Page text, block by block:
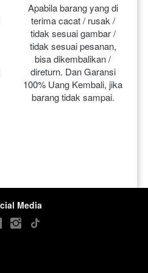
Apabila barang yang di
terima cacat / rusak /
tidak sesuai gambar /
tidak sesuai pesanan,
bisa dikembalikan /
direturn. Dan Garansi
100% Uang Kembali, jika
barang tidak sampai.
Media